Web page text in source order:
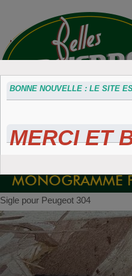
Accessoires
divers
Plaques 3D
Maillefaud et
BONNE NOUVELLE : LE SITE
MERCI ET
MONOGRAMME
Sigle pour Peugeot 304